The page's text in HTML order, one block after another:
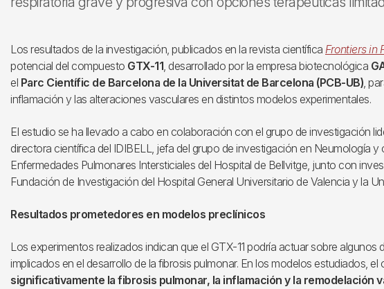
Los resultados de la investigación, publicados en la revista científica Frontiers in
potencial del compuesto GTX-11, desarrollado por la empresa biotecnológica
el Parc Científic de Barcelona de la Universitat de Barcelona (PCB-UB),
inflamación y las alteraciones vasculares en distintos modelos experimentales.
El estudio se ha llevado a cabo en colaboración con el grupo de investigación
directora científica del IDIBELL, jefa del grupo de investigación en Neumología
Enfermedades Pulmonares Intersticiales del Hospital de Bellvitge, junto con
Fundación de Investigación del Hospital General Universitario de Valencia y la
Resultados prometedores en modelos preclínicos
Los experimentos realizados indican que el GTX-11 podría actuar sobre algunos
implicados en el desarrollo de la fibrosis pulmonar. En los modelos estudiados,
significativamente la fibrosis pulmonar, la inflamación y la remodelación